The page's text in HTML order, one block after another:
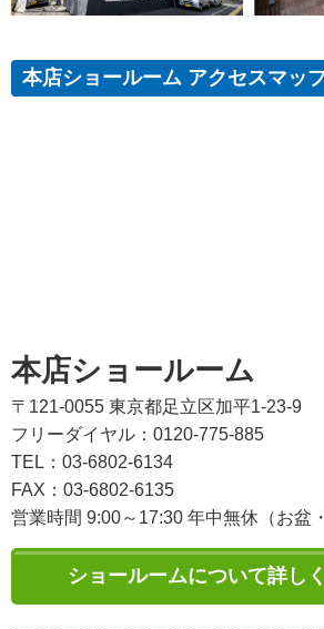
本店ショールーム アクセスマッ
本店ショールーム
〒121-0055 東京都足立区加平1-23-9
フリーダイヤル：0120-775-885
TEL：03-6802-6134
FAX：03-6802-6135
営業時間 9:00～17:30 年中無休（お盆
ショールームについて詳し